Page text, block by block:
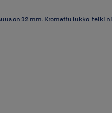
on 32 mm. Kromattu lukko, telki